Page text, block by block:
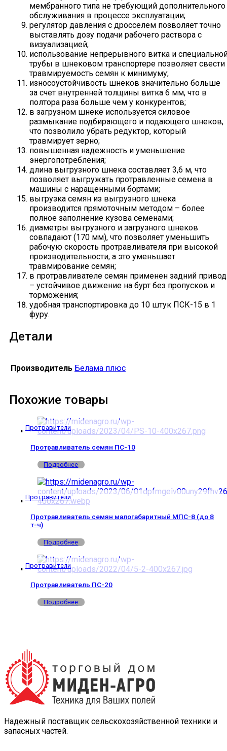
мембранного типа не требующий дополнительного
обслуживания в процессе эксплуатации;
регулятор давления с дросселем позволяет точно
выставлять дозу подачи рабочего раствора с
визуализацией;
использование непрерывного витка и
трубы в шнековом транспортере позволяет свести
травмируемость семян к минимуму;
износоустойчивость шнеков значительно больше
за счет внутренней толщины витка 6 мм, что в
полтора раза больше чем у конкурентов;
в загрузном шнеке используется силовое
размыкание подбирающего и подающего шнеков,
что позволило убрать редуктор, который
травмирует зерно;
повышенная надежность и уменьшение
энергопотребления;
длина выгрузного шнека составляет 3,6 м, что
позволяет выгружать протравленные семена в
машины с наращенными бортами;
выгрузка семян из выгрузного шнека
производится прямоточным методом – более
полное заполнение кузова семенами;
диаметры выгрузного и загрузного шнеков
совпадают (170 мм), что позволяет уменьшить
рабочую скорость протравливателя при высокой
производительности, а это уменьшает
травмирование семян;
в протравливателе семян применен задний привод
– устойчивое движение на бурт без пропусков и
торможения;
удобная транспортировка до 10 штук ПСК-15 в 1
фуру.
Детали
Производитель Белама плюс
Похожие товары
Протравители
Протравливатель семян ПС-10
Подробнее
Протравители
Протравливатель семян малогабаритный МПС-8 (до 8
т-ч)
Подробнее
Протравители
Протравливатель ПС-20
Подробнее
Надежный поставщик сельскохозяйственной техники и
запасных частей.